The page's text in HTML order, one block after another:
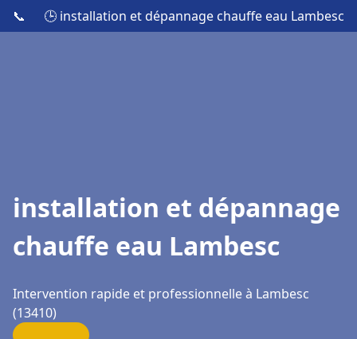
📞 🕒 installation et dépannage chauffe eau Lambesc
installation et dépannage
chauffe eau Lambesc
Intervention rapide et professionnelle à Lambesc
(13410)